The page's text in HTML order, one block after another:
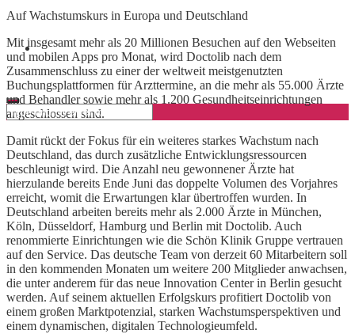
Geschäftskonto eröffnen
Auf Wachstumskurs in Europa und Deutschland
Mit insgesamt mehr als 20 Millionen Besuchen auf den Webseiten
und mobilen Apps pro Monat, wird Doctolib nach dem
Zusammenschluss zu einer der weltweit meistgenutzten
Buchungsplattformen für Arzttermine, an die mehr als 55.000 Ärzte
und Behandler sowie mehr als 1.200 Gesundheitseinrichtungen
angeschlossen sind.
Damit rückt der Fokus für ein weiteres starkes Wachstum nach
Deutschland, das durch zusätzliche Entwicklungsressourcen
beschleunigt wird. Die Anzahl neu gewonnener Ärzte hat
hierzulande bereits Ende Juni das doppelte Volumen des Vorjahres
erreicht, womit die Erwartungen klar übertroffen wurden. In
Deutschland arbeiten bereits mehr als 2.000 Ärzte in München,
Köln, Düsseldorf, Hamburg und Berlin mit Doctolib. Auch
renommierte Einrichtungen wie die Schön Klinik Gruppe vertrauen
auf den Service. Das deutsche Team von derzeit 60 Mitarbeitern soll
in den kommenden Monaten um weitere 200 Mitglieder anwachsen,
die unter anderem für das neue Innovation Center in Berlin gesucht
werden. Auf seinem aktuellen Erfolgskurs profitiert Doctolib von
einem großen Marktpotenzial, starken Wachstumsperspektiven und
einem dynamischen, digitalen Technologieumfeld.